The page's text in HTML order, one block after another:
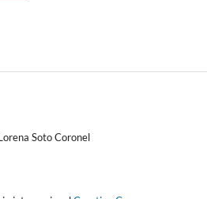
Soto Coronel